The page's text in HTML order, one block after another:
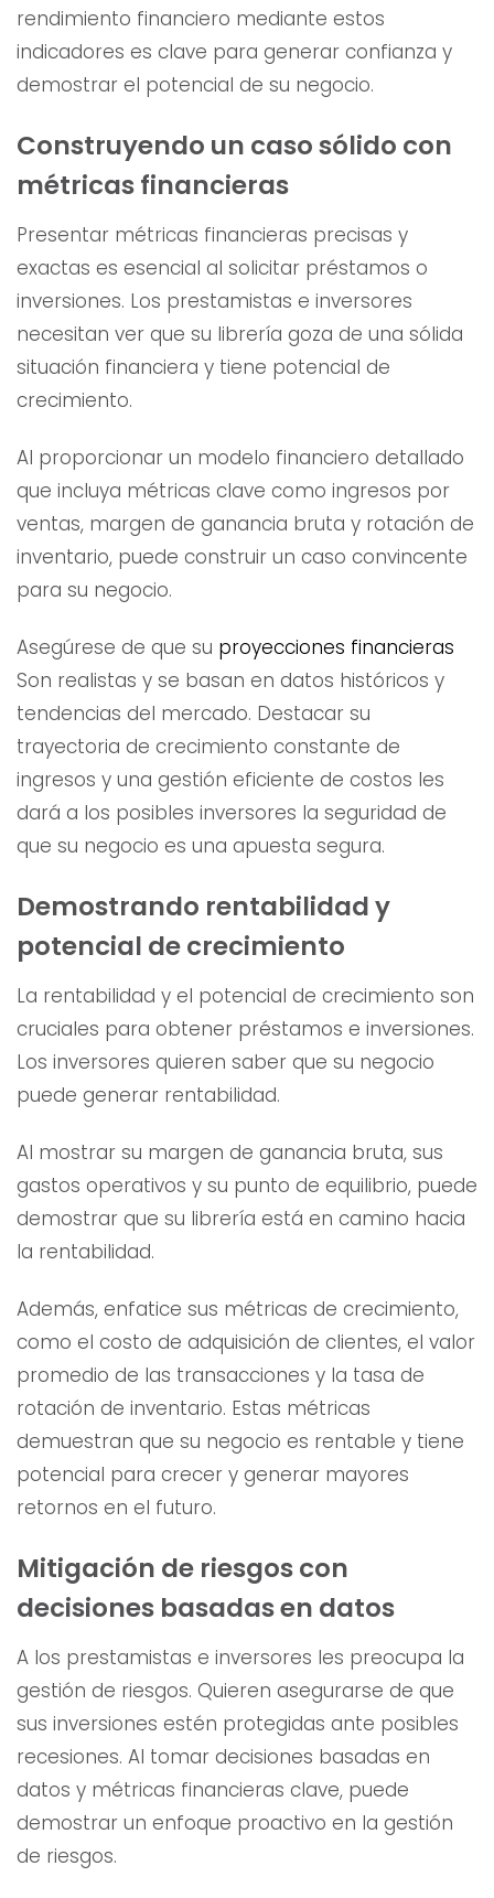
rendimiento financiero mediante estos
indicadores es clave para generar confianza y
demostrar el potencial de su negocio.
Construyendo un caso sólido con
métricas financieras
Presentar métricas financieras precisas y
exactas es esencial al solicitar préstamos o
inversiones. Los prestamistas e inversores
necesitan ver que su librería goza de una sólida
situación financiera y tiene potencial de
crecimiento.
Al proporcionar un modelo financiero detallado
que incluya métricas clave como ingresos por
ventas, margen de ganancia bruta y rotación de
inventario, puede construir un caso convincente
para su negocio.
Asegúrese de que su proyecciones financieras
Son realistas y se basan en datos históricos y
tendencias del mercado. Destacar su
trayectoria de crecimiento constante de
ingresos y una gestión eficiente de costos les
dará a los posibles inversores la seguridad de
que su negocio es una apuesta segura.
Demostrando rentabilidad y
potencial de crecimiento
La rentabilidad y el potencial de crecimiento son
cruciales para obtener préstamos e inversiones.
Los inversores quieren saber que su negocio
puede generar rentabilidad.
Al mostrar su margen de ganancia bruta, sus
gastos operativos y su punto de equilibrio, puede
demostrar que su librería está en camino hacia
la rentabilidad.
Además, enfatice sus métricas de crecimiento,
como el costo de adquisición de clientes, el valor
promedio de las transacciones y la tasa de
rotación de inventario. Estas métricas
demuestran que su negocio es rentable y tiene
potencial para crecer y generar mayores
retornos en el futuro.
Mitigación de riesgos con
decisiones basadas en datos
A los prestamistas e inversores les preocupa la
gestión de riesgos. Quieren asegurarse de que
sus inversiones estén protegidas ante posibles
recesiones. Al tomar decisiones basadas en
datos y métricas financieras clave, puede
demostrar un enfoque proactivo en la gestión
de riesgos.